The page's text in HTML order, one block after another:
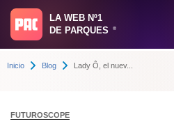
LA WEB Nº1
DE PARQUES
®
Inicio Blog Lady Ô, el nuev...
FUTUROSCOPE